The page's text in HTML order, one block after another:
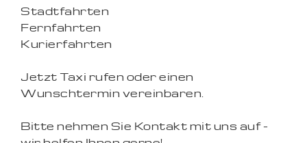
Stadtfahrten
Fernfahrten
Kurierfahrten
Jetzt Taxi rufen oder einen
Wunschtermin vereinbaren.
Bitte nehmen Sie Kontakt mit uns auf -